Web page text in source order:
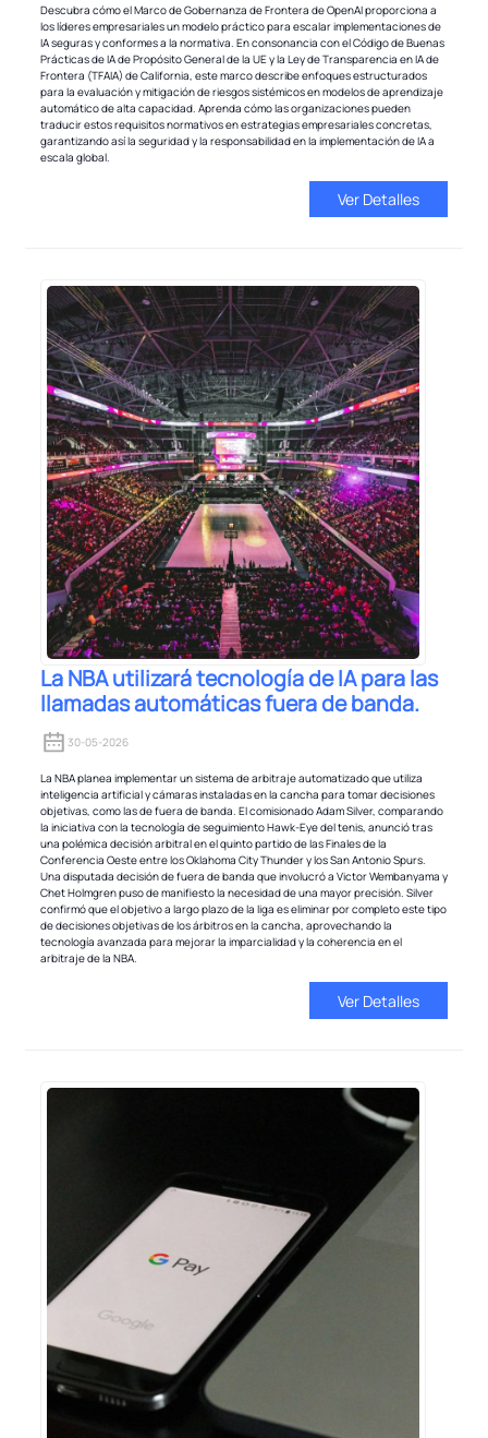
Descubra cómo el Marco de Gobernanza de Frontera de OpenAI proporciona a
los líderes empresariales un modelo práctico para escalar implementaciones de
IA seguras y conformes a la normativa. En consonancia con el Código de Buenas
Prácticas de IA de Propósito General de la UE y la Ley de Transparencia en IA de
Frontera (TFAIA) de California, este marco describe enfoques estructurados
para la evaluación y mitigación de riesgos sistémicos en modelos de aprendizaje
automático de alta capacidad. Aprenda cómo las organizaciones pueden
traducir estos requisitos normativos en estrategias empresariales concretas,
garantizando así la seguridad y la responsabilidad en la implementación de IA a
escala global.
Ver Detalles
La NBA utilizará tecnología de IA para las
llamadas automáticas fuera de banda.
30-05-2026
La NBA planea implementar un sistema de arbitraje automatizado que utiliza
inteligencia artificial y cámaras instaladas en la cancha para tomar decisiones
objetivas, como las de fuera de banda. El comisionado Adam Silver, comparando
la iniciativa con la tecnología de seguimiento Hawk-Eye del tenis, anunció tras
una polémica decisión arbitral en el quinto partido de las Finales de la
Conferencia Oeste entre los Oklahoma City Thunder y los San Antonio Spurs.
Una disputada decisión de fuera de banda que involucró a Victor Wembanyama y
Chet Holmgren puso de manifiesto la necesidad de una mayor precisión. Silver
confirmó que el objetivo a largo plazo de la liga es eliminar por completo este tipo
de decisiones objetivas de los árbitros en la cancha, aprovechando la
tecnología avanzada para mejorar la imparcialidad y la coherencia en el
arbitraje de la NBA.
Ver Detalles